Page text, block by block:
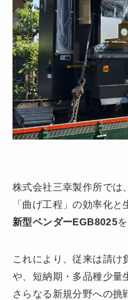
株式会社三幸製作所では
「曲げ工程」の効率化と
新型ベンダーEGB8025
これにより、従来は請け
や、短納期・多品種少量
さらなる新規分野への挑